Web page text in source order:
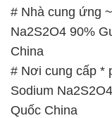
# Nhà cung ứng
Na2S2O4 90%
China
# Nơi cung cấp *
Sodium
Quốc China